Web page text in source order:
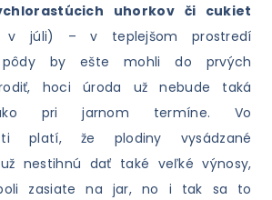
uhorkov či cukiet
v júli) – v teplejšom prostredí
pôdy by ešte mohli do prvých
hoci úroda už nebude taká
pri jarnom termíne. Vo
platí, že plodiny vysádzané
nestihnú dať také veľké výnosy,
zasiate na jar, no i tak sa to